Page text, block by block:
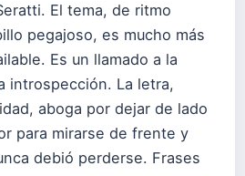
El tema, de ritmo
pegajoso, es mucho más
Es un llamado a la
introspección. La letra,
aboga por dejar de lado
para mirarse de frente y
debió perderse. Frases